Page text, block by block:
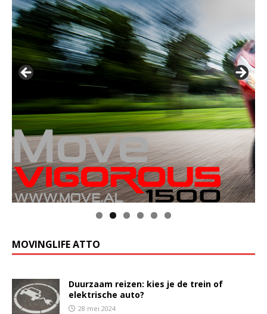
MOVINGLIFE ATTO
Duurzaam reizen: kies je de trein of
elektrische auto?
28 mei 2024